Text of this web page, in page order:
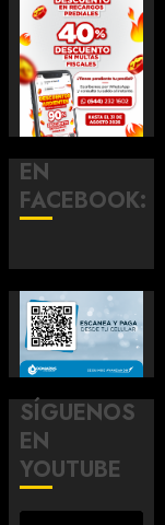
EN
FACEBOOK:
SÍGUENOS
EN
YOUTUBE